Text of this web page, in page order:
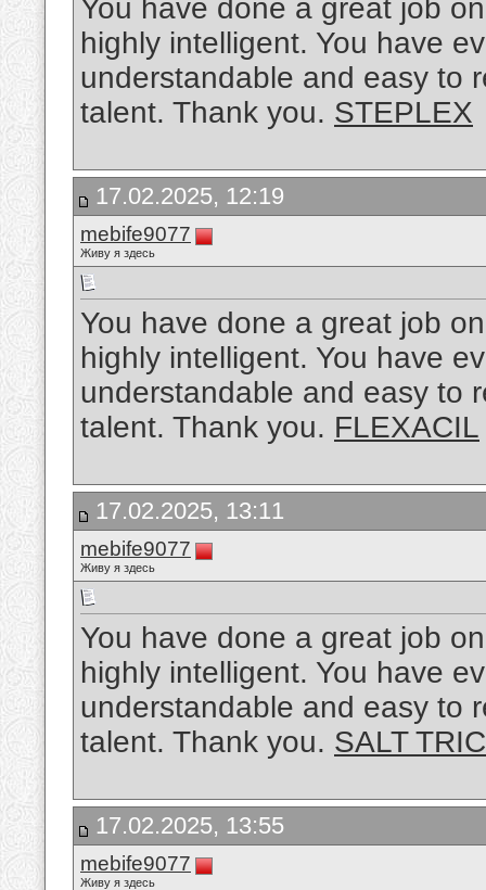
You have done a great job
highly intelligent. You have
understandable and easy to
talent. Thank you. STEPLEX
17.02.2025, 12:19
mebife9077
Живу я здесь
You have done a great job
highly intelligent. You have
understandable and easy to
talent. Thank you. FLEXACIL
17.02.2025, 13:11
mebife9077
Живу я здесь
You have done a great job
highly intelligent. You have
understandable and easy to
talent. Thank you. SALT
17.02.2025, 13:55
mebife9077
Живу я здесь